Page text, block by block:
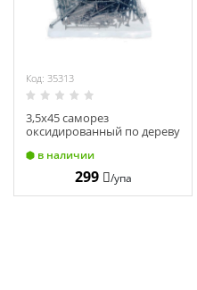
Код: 35313
3,5х45 саморез
оксидированный по дереву
в наличии
299 /упа